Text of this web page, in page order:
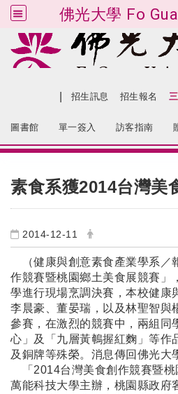
佛光大學 Fo
跳到主要內容
招生訊息 招生報名
圖書館 單一簽入 訪客指南
素食系獲2014台灣美
2014-12-11
（健康與創意素食產業學系／
作競賽暨桃園鄉土美食展競賽」
學進行現場烹調決賽，本校健康
李晨豪、董晏瑞，以及林聖智與
參賽，在激烈的競賽中，兩組同
心」及「九層黃鵪握紅麴」等作
及銅牌等殊榮。消息傳回佛光大
「2014台灣美食創作競賽暨桃
萬能科技大學主辦，桃園縣政府